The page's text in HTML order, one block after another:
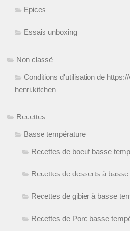
Epices
Essais unboxing
Non classé
Conditions d'utilisation de
henri.kitchen
Recettes
Basse température
Recettes de boeuf basse
Recettes de desserts à basse
Recettes de gibier à basse
Recettes de Porc basse